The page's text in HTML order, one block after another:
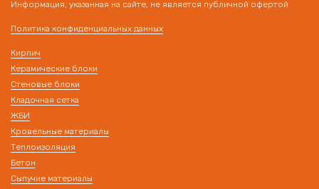
Информация, указанная на сайте, не является публичной офертой
Политика конфиденциальных данных
Кирпич
Керамические блоки
Стеновые блоки
Кладочная сетка
ЖБИ
Кровельные материалы
Теплоизоляция
Бетон
Сыпучие материалы